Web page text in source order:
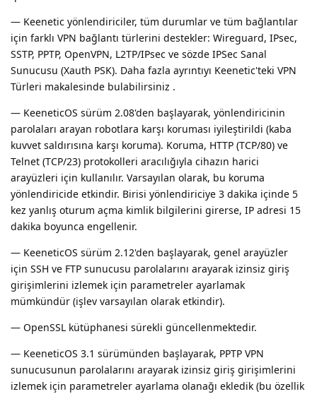
— Keenetic yönlendiriciler, tüm durumlar ve tüm bağlantılar
için farklı VPN bağlantı türlerini destekler: Wireguard, IPsec,
SSTP, PPTP, OpenVPN, L2TP/IPsec ve sözde IPSec Sanal
Sunucusu (Xauth PSK). Daha fazla ayrıntıyı Keenetic'teki VPN
Türleri makalesinde bulabilirsiniz .
— KeeneticOS sürüm 2.08'den başlayarak, yönlendiricinin
parolaları arayan robotlara karşı koruması iyileştirildi (kaba
kuvvet saldırısına karşı koruma). Koruma, HTTP (TCP/80) ve
Telnet (TCP/23) protokolleri aracılığıyla cihazın harici
arayüzleri için kullanılır. Varsayılan olarak, bu koruma
yönlendiricide etkindir. Birisi yönlendiriciye 3 dakika içinde 5
kez yanlış oturum açma kimlik bilgilerini girerse, IP adresi 15
dakika boyunca engellenir.
— KeeneticOS sürüm 2.12'den başlayarak, genel arayüzler
için SSH ve FTP sunucusu parolalarını arayarak izinsiz giriş
girişimlerini izlemek için parametreler ayarlamak
mümkündür (işlev varsayılan olarak etkindir).
— OpenSSL kütüphanesi sürekli güncellenmektedir.
— KeeneticOS 3.1 sürümünden başlayarak, PPTP VPN
sunucusunun parolalarını arayarak izinsiz giriş girişimlerini
izlemek için parametreler ayarlama olanağı ekledik (bu özellik